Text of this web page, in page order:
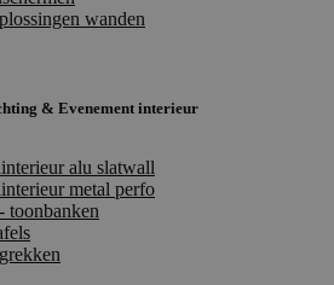
wanden
& Evenement interieur
alu slatwall
metal perfo
toonbanken